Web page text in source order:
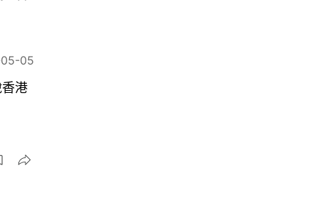
05
港